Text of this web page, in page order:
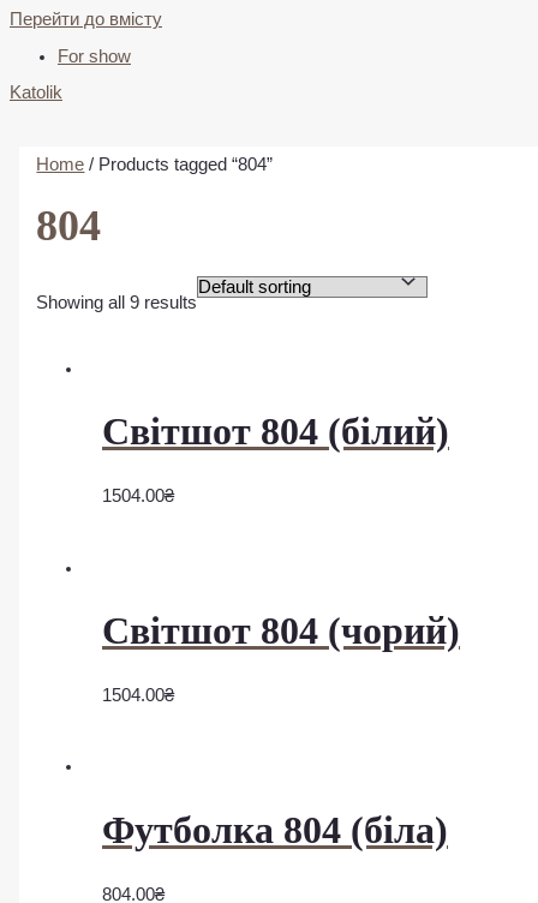
Перейти до вмісту
For show
Katolik
Home / Products tagged “804”
804
Showing all 9 results
Світшот 804 (білий)
1504.00₴
Світшот 804 (чорий)
1504.00₴
Футболка 804 (біла)
804.00₴